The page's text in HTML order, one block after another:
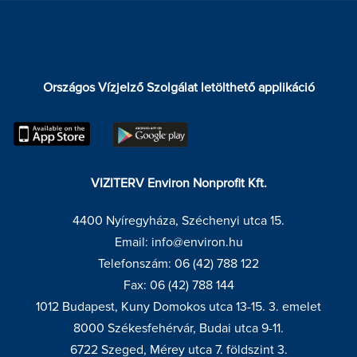
Országos Vízjelző Szolgálat letölthető applikáció
VIZITERV Environ Nonprofit Kft.
4400 Nyíregyháza, Széchenyi utca 15.
Email: info@environ.hu
Telefonszám: 06 (42) 788 122
Fax: 06 (42) 788 144
1012 Budapest, Kuny Domokos utca 13-15. 3. emelet
8000 Székesfehérvár, Budai utca 9-11.
6722 Szeged, Mérey utca 7. földszint 3.